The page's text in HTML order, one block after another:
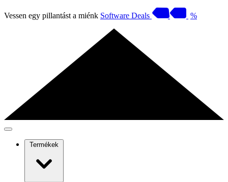
Vessen egy pillantást a miénk Software Deals %
Termékek